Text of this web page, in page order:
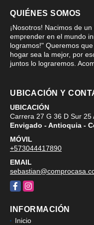
QUIÉNES SOMOS
¡Nosotros! Nacimos de
emprender en el mundo
logramos!" Queremos
hogar sea la mejor, por
juntos lo lograremos.
UBICACIÓN Y
UBICACIÓN
Carrera 27 G 36 D Sur 25
Envigado - Antioquia -
MÓVIL
+573044417890
EMAIL
FacebookInstagram
INFORMACIÓN
Inicio